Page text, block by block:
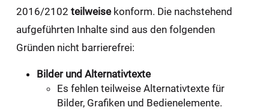
2016/2102 teilweisekonform. Die nachstehend
aufgeführten Inhalte sind aus den folgenden
Gründen nicht barrierefrei:
Bilder und Alternativtexte
Es fehlen teilweise Alternativtexte für
Bilder, Grafiken und Bedienelemente.